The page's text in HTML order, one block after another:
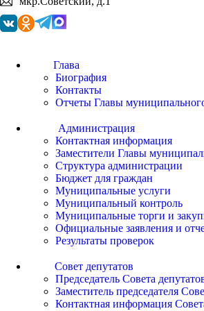
Глава
Биография
Контакты
Отчеты Главы
Администрация
Контактная информация
Заместители Главы
Структура администрации
Бюджет для граждан
Муниципальные услуги
Муниципальный контроль
Муниципальные торги и
Официальные заявления и
Результаты проверок
Совет депутатов
Председатель Совета
Заместитель председателя
Контактная информация